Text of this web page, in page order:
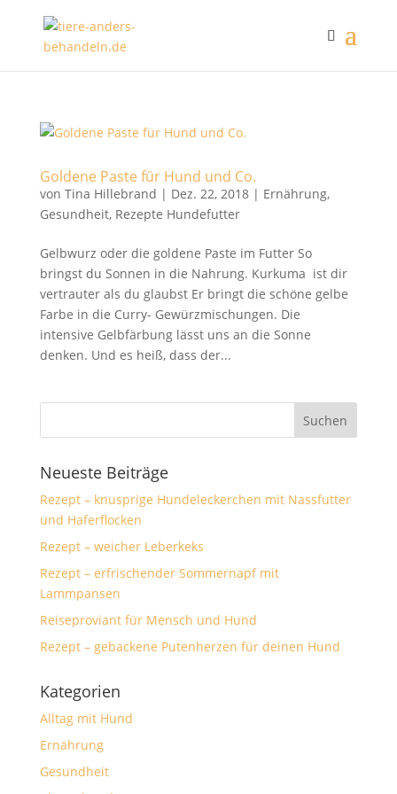
Goldene Paste für Hund und Co.
von Tina Hillebrand | Dez. 22, 2018| Ernährung,
Gesundheit, Rezepte Hundefutter
Gelbwurz oder die goldene Paste im Futter So
bringst du Sonnen in die Nahrung. Kurkuma ist dir
vertrauter als du glaubst Er bringt die schöne gelbe
Farbe in die Curry- Gewürzmischungen. Die
intensive Gelbfärbung lässt uns an die Sonne
denken. Und es heiß, dass der...
Neueste Beiträge
Rezept – knusprige Hundeleckerchen mit Nassfutter
und Haferflocken
Rezept – weicher Leberkeks
Rezept – erfrischender Sommernapf mit
Lammpansen
Reiseproviant für Mensch und Hund
Rezept – gebackene Putenherzen für deinen Hund
Kategorien
Alltag mit Hund
Ernährung
Gesundheit